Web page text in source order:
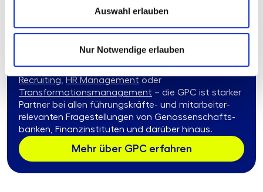
Auswahl erlauben
Nur Notwendige erlauben
es um „Mensch und Veränderung“ geht, arbeitet die
GenoPersonalConsult GmbH, kurz GPC zusammen.
umfassender Expertise macht die GPC Banken seit
über 20 Jahren zukunftsfähig. ObManagement
Recruiting, HR Management oder
Transformationsmanagement – die GPC ist starker
Partner bei allen führungskräfte- und mitarbeiter­
relevanten Fragestellungen von Genossenschafts­
banken, Finanz­instituten und darüber hinaus.
Mehr über GPC erfahren